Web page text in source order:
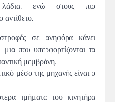
λάδια, ενώ στους πιο
αντίθετο.
σε ανηφόρα κάνει
που υπερφορτίζονται τα
μεμβράνη.
μέσο της μηχανής είναι ο
τμήματα του κινητήρα